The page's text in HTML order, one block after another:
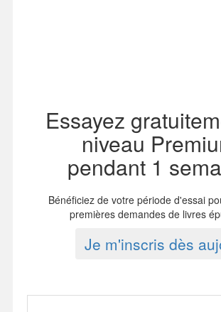
Essayez
niveau
pendant 1
Bénéficiez de votre période d'essai
premières demandes de livres
Je m'inscris dès